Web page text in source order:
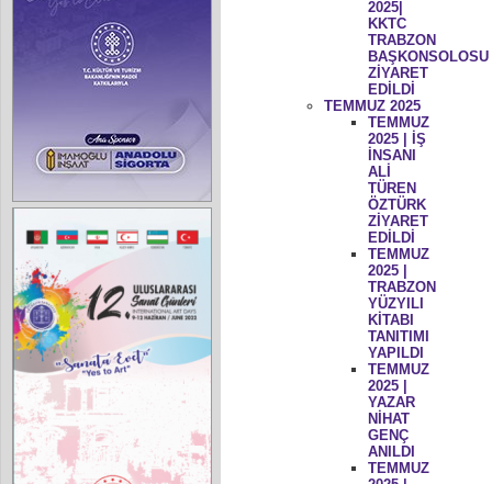
2025|
KKTC
TRABZON
BAŞKONSOLOSU
ZİYARET
EDİLDİ
TEMMUZ 2025
TEMMUZ
2025 | İŞ
İNSANI
ALİ
TÜREN
ÖZTÜRK
ZİYARET
EDİLDİ
TEMMUZ
2025 |
TRABZON
YÜZYILI
KİTABI
TANITIMI
YAPILDI
TEMMUZ
2025 |
YAZAR
NİHAT
GENÇ
ANILDI
TEMMUZ